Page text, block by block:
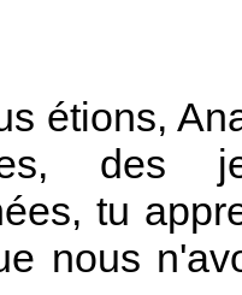
étions,
des
tu
nous